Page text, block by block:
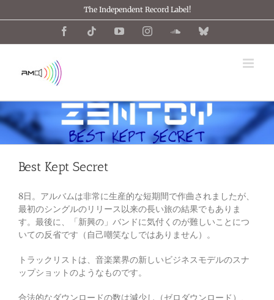
to
The Independent Record Label!
FacebookTiktok YouTubeInstagramSoundCloud
Bluesky
Best Kept Secret
8日。アルバムは非常に生産的な短期間で作曲されましたが、
最初のシングルのリリース以来の長い旅の結果でもありま
す。最後に、「新興の」バンドに気付くのが難しいことにつ
いての反省です（自己嘲笑なしではありません）。
トラックリストは、音楽業界の新しいビジネスモデルのスナ
ップショットのようなものです。